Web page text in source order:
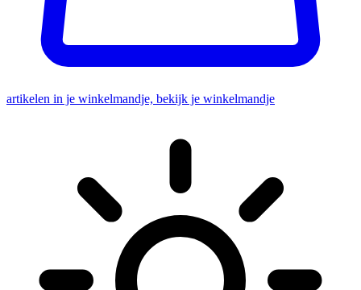
artikelen in je winkelmandje, bekijk je winkelmandje